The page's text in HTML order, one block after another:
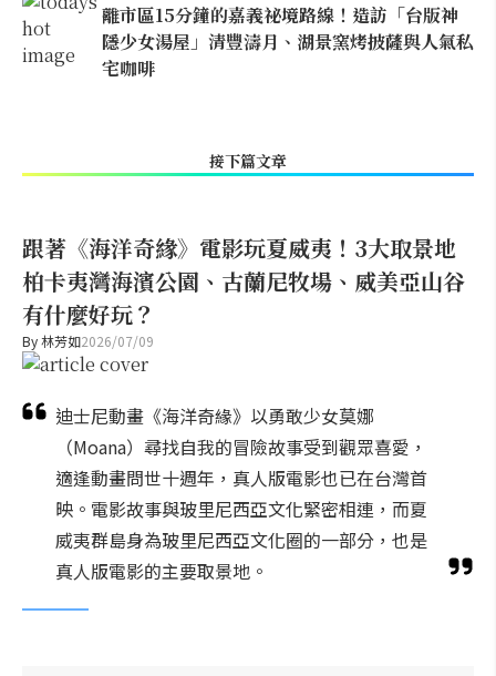
離市區15分鐘的嘉義祕境路線！造訪「台版神
隱少女湯屋」清豐濤月、湖景窯烤披薩與人氣私
宅咖啡
接下篇文章
跟著《海洋奇緣》電影玩夏威夷！3大取景地
柏卡夷灣海濱公園、古蘭尼牧場、威美亞山谷
有什麼好玩？
By林芳如2026/07/09
迪士尼動畫《海洋奇緣》以勇敢少女莫娜
（Moana）尋找自我的冒險故事受到觀眾喜愛，
適逢動畫問世十週年，真人版電影也已在台灣首
映。電影故事與玻里尼西亞文化緊密相連，而夏
威夷群島身為玻里尼西亞文化圈的一部分，也是
真人版電影的主要取景地。